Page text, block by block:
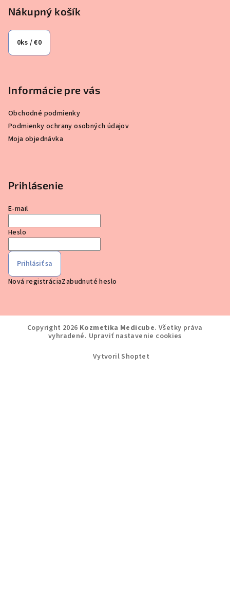
Nákupný košík
0ks /€0
Informácie pre vás
Obchodné podmienky
Podmienky ochrany osobných údajov
Moja objednávka
Prihlásenie
E-mail
Heslo
Prihlásiť sa
Nová registráciaZabudnuté heslo
Copyright 2026 Kozmetika Medicube. Všetky práva
vyhradené. Upraviť nastavenie cookies
Vytvoril Shoptet